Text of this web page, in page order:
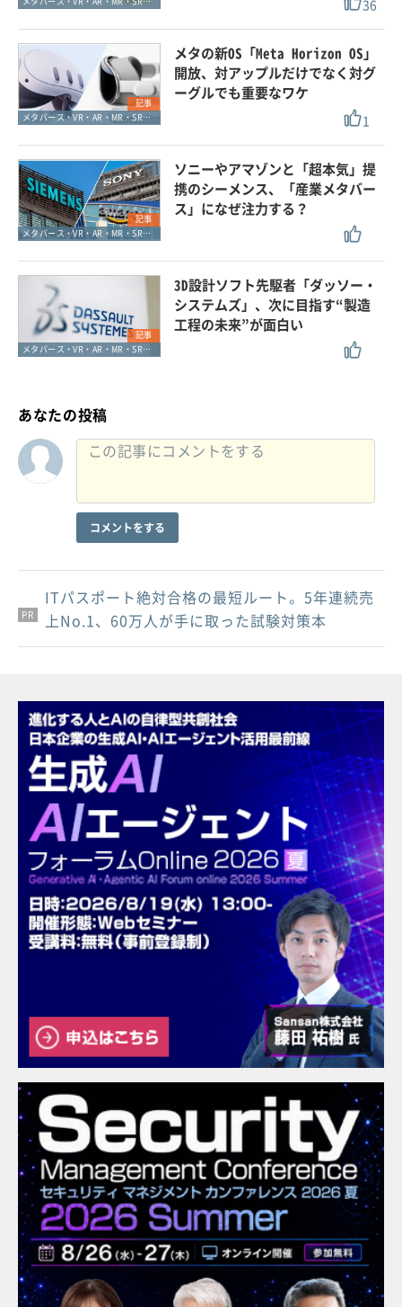
36
記事
メタバース・VR・AR・MR・SR・xR
メタの新OS「Meta Horizon OS」
開放、対アップルだけでなく対グ
ーグルでも重要なワケ
1
記事
メタバース・VR・AR・MR・SR・xR
ソニーやアマゾンと「超本気」提
携のシーメンス、「産業メタバー
ス」になぜ注力する？
記事
メタバース・VR・AR・MR・SR・xR
3D設計ソフト先駆者「ダッソー・
システムズ」、次に目指す“製造
工程の未来”が面白い
あなたの投稿
コメントをする
PR
PR
PR
ITパスポート絶対合格の最短ルート。5年連続売
上No.1、60万人が手に取った試験対策本